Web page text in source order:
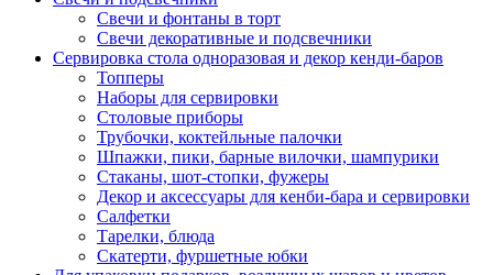
Свечи и фонтаны в торт
Свечи декоративные и подсвечники
Сервировка стола одноразовая и декор кенди-баров
Топперы
Наборы для сервировки
Столовые приборы
Трубочки, коктейльные палочки
Шпажки, пики, барные вилочки, шампурики
Стаканы, шот-стопки, фужеры
Декор и аксессуары для кенби-бара и сервировки
Салфетки
Тарелки, блюда
Скатерти, фуршетные юбки